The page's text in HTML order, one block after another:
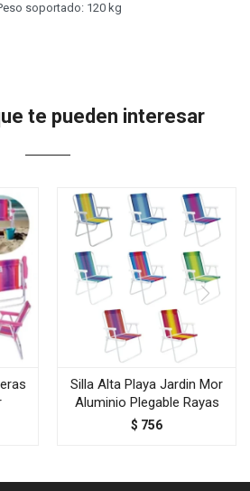
soportado: 120 kg
te pueden interesar
Silla Alta Playa Jardin Mor
Aluminio Plegable Rayas
$ 756